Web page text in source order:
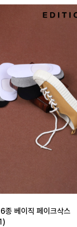
종 베이직 페이크삭스